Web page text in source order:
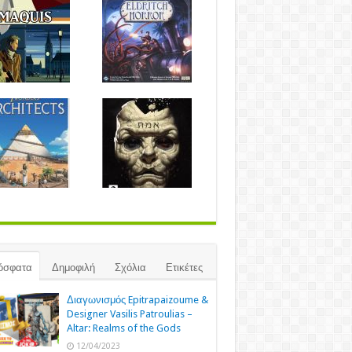
Δημοφιλή Σχόλια Ετικέτες
Διαγωνισμός Epitrapaizoume &
Designer Vasilis Patroulias –
Altar: Realms of the Gods
12/04/2023